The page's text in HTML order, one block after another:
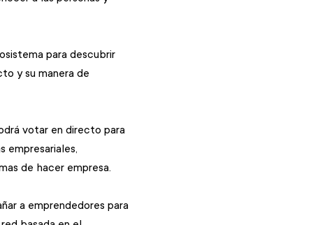
para descubrir
y su manera de
votar en directo para
empresariales,
de hacer empresa.
a emprendedores para